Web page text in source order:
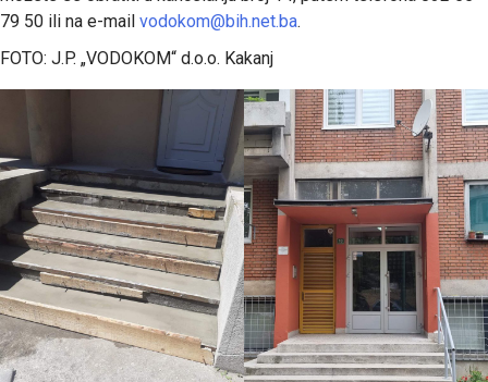
79 50 ili na e-mail vodokom@bih.net.ba.
FOTO: J.P. „VODOKOM“ d.o.o. Kakanj